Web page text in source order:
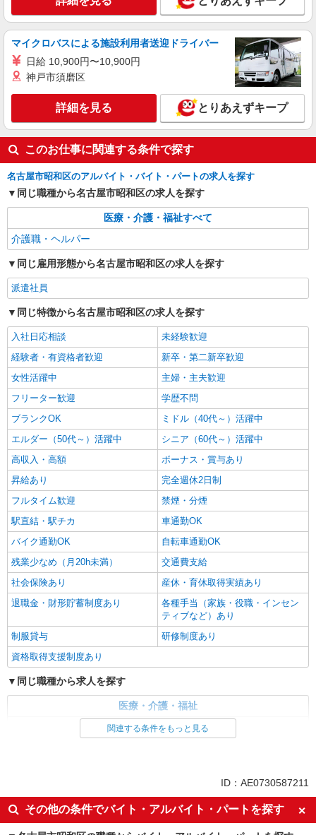
未経験・無資格OKの介護スタッフ
時給1,450円〜1,750円 ★週払いOK（規定あ
り） ※給与幅は経験・能力による
愛知県名古屋市昭和区 【最寄駅】地下鉄鶴舞
通いやすいエリアなど、お好きな勤務地をお選び
下さい！！
キープ 詳細を見る
アルバイト パート
グループホーム ソラスト白金/2380000040-018
介護職員（ヘルパー）（介護助手）
時給1,250円 ＜給与補足＞※深夜割増（22〜5
時）、夜勤手当（5,100円/回）
愛知県名古屋市昭和区白金1-20-3
詳細を見る
マイクロバスによる施設利用者送迎ドライバー
日給 10,900円〜10,900円
神戸市須磨区
詳細を見る とりあえずキープ
このお仕事に関連する条件で探す
名古屋市昭和区のアルバイト・バイト・パートの求人を探す
同じ職種から名古屋市昭和区の求人を探す
医療・介護・福祉すべて
介護職・ヘルパー
同じ雇用形態から名古屋市昭和区の求人を探す
派遣社員
同じ特徴から名古屋市昭和区の求人を探す
入社日応相談
未経験歓迎
経験者・有資格者歓迎
新卒・第二新卒歓迎
女性活躍中
主婦・主夫歓迎
フリーター歓迎
学歴不問
ブランクOK
ミドル（40代～）活躍中
エルダー（50代～）活躍中
シニア（60代～）活躍中
高収入・高額
ボーナス・賞与あり
昇給あり
完全週休2日制
フルタイム歓迎
禁煙・分煙
駅直結・駅チカ
車通勤OK
バイク通勤OK
自転車通勤OK
残業少なめ（月20h未満）
交通費支給
社会保険あり
産休・育休取得実績あり
退職金・財形貯蓄制度あり
各種手当（家族・役職・インセン
ティブなど）あり
制服貸与
研修制度あり
資格取得支援制度あり
同じ職種から求人を探す
医療・介護・福祉
ボーナス・賞与あり
車通勤OK
交通費支給
社会保険あり
関連する条件をもっと見る
ID：AE0730587211
その他の条件でバイト・アルバイト・パートを探す